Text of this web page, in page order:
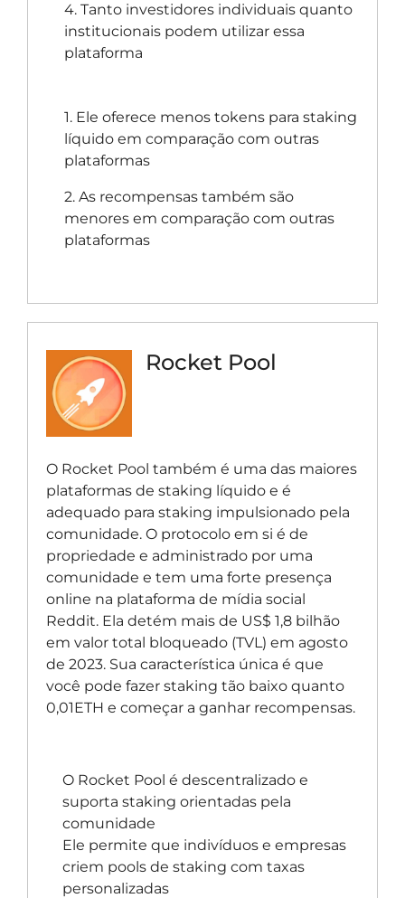
4. Tanto investidores individuais quanto
institucionais podem utilizar essa
plataforma
1. Ele oferece menos tokens para staking
líquido em comparação com outras
plataformas
2. As recompensas também são
menores em comparação com outras
plataformas
Rocket Pool
O Rocket Pool também é uma das maiores
plataformas de staking líquido e é
adequado para staking impulsionado pela
comunidade. O protocolo em si é de
propriedade e administrado por uma
comunidade e tem uma forte presença
online na plataforma de mídia social
Reddit. Ela detém mais de US$ 1,8 bilhão
em valor total bloqueado (TVL) em agosto
de 2023. Sua característica única é que
você pode fazer staking tão baixo quanto
0,01ETH e começar a ganhar recompensas.
O Rocket Pool é descentralizado e
suporta staking orientadas pela
comunidade
Ele permite que indivíduos e empresas
criem pools de staking com taxas
personalizadas